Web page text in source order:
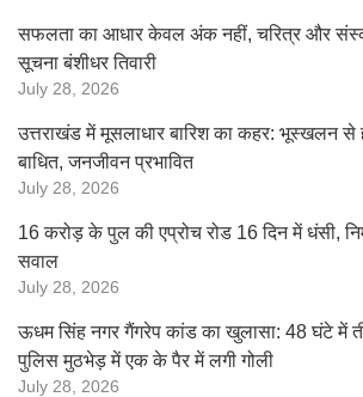
सफलता का आधार केवल अंक नहीं, चरित्र और
सूचना बंशीधर तिवारी
July 28, 2026
उत्तराखंड में मूसलाधार बारिश का कहर: भूस्खलन
बाधित, जनजीवन प्रभावित
July 28, 2026
16 करोड़ के पुल की एप्रोच रोड 16 दिन में धंसी,
सवाल
July 28, 2026
ऊधम सिंह नगर गैंगरेप कांड का खुलासा: 48 घंटे में
पुलिस मुठभेड़ में एक के पैर में लगी गोली
July 28, 2026